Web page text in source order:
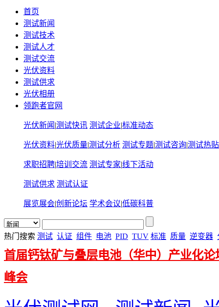
首页
测试新闻
测试技术
测试人才
测试交流
光伏资料
测试供求
光伏相册
领跑者官网
光伏新闻 |测试快讯 测试企业|标准动态
光伏资料|光伏质量|测试分析 测试专题|测试咨询|测试热贴
求职招聘|培训交流 测试专家|线下活动
测试供求 测试认证
展览展会|创新论坛 学术会议|低碳科普
热门搜索 测试 认证 组件 电池 PID TUV 标准 质量 逆变器
首届钙钛矿与叠层电池（华中）产业化论
峰会